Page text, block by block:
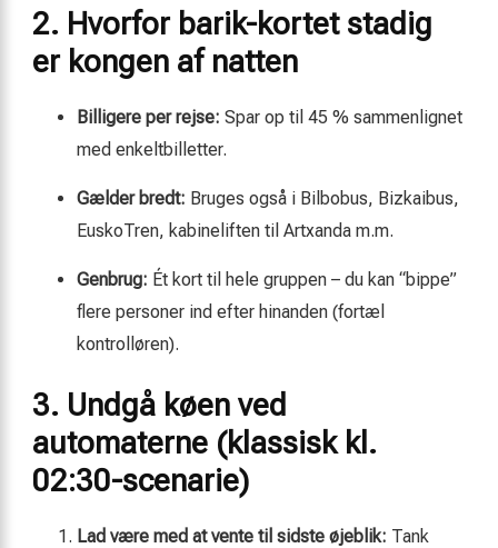
2. Hvorfor barik-kortet stadig
er kongen af natten
Billigere per rejse: Spar op til 45 % sammenlignet
med enkeltbilletter.
Gælder bredt: Bruges også i Bilbobus, Bizkaibus,
EuskoTren, kabineliften til Artxanda m.m.
Genbrug: Ét kort til hele gruppen – du kan “bippe”
flere personer ind efter hinanden (fortæl
kontrolløren).
3. Undgå køen ved
automaterne (klassisk kl.
02:30-scenarie)
Lad være med at vente til sidste øjeblik: Tank